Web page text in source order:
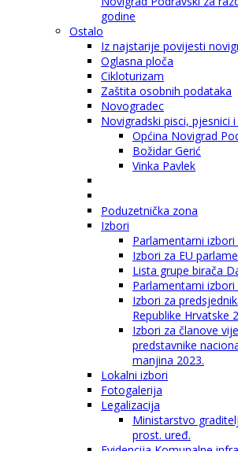
godine
Ostalo
Iz najstarije povijesti
Oglasna ploča
Cikloturizam
Zaštita osobnih podataka
Novogradec
Novigradski pisci, pjesnici
Općina Novigrad
Božidar Gerić
Vinka Pavlek
Poduzetnička zona
Izbori
Parlamentarni izbori
Izbori za EU
Lista grupe birača
Parlamentarni izbori
Izbori za
Republike Hrvatske
Izbori za članove
predstavnike
manjina 2023.
Lokalni izbori
Fotogalerija
Legalizacija
Ministarstvo
prost. uređ.